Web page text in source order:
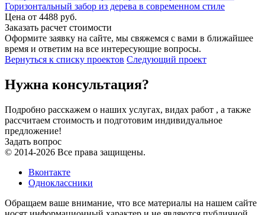
Горизонтальный забор из дерева в современном стиле
Цена от 4488 руб.
Заказать расчет стоимости
Оформите заявку на сайте, мы свяжемся с вами в ближайшее
время и ответим на все интересующие вопросы.
Вернуться к списку проектов Следующий проект
Нужна консультация?
Подробно расскажем о наших услугах, видах работ , а также
рассчитаем стоимость и подготовим индивидуальное
предложение!
Задать вопрос
© 2014-2026 Все права защищены.
Вконтакте
Одноклассники
Обращаем ваше внимание, что все материалы на нашем сайте